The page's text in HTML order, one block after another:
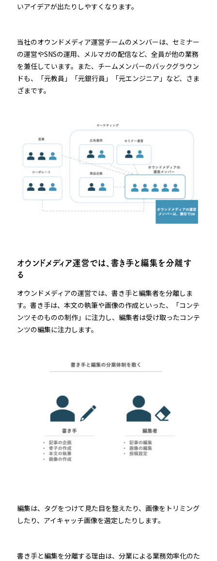
いアイデアが出たりしやすくなります。
当社のオウンドメディア運営チームのメンバーは、セミナー
の運営やSNSの運用、メルマガの配信など、全員が他の業務
を兼任しています。また、チームメンバーのバックグラウン
ドも、「元教員」「元銀行員」「元エンジニア」など、さま
ざまです。
オウンドメディア運営では、書き手と編集を分離す
る
オウンドメディアの運営では、書き手と編集者を分離しま
す。書き手は、本文の執筆や画像の作成といった、「コンテ
ンツそのものの制作」に注力し、編集者は受け取ったコンテ
ンツの編集に注力します。
編集は、タグをつけて見た目を整えたり、画像をトリミング
したり、アイキャッチ画像を選定したりします。
書き手と編集を分離する理由は、分業による業務効率化のた